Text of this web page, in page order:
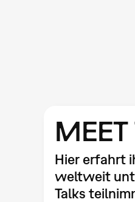
Hier erfahrt
weltweit
Talks